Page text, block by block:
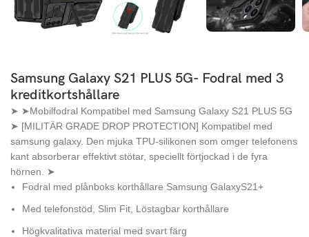
Samsung Galaxy S21 PLUS 5G- Fodral med 3
kreditkortshållare
➤ ➤Mobilfodral Kompatibel med Samsung Galaxy S21 PLUS 5G
➤ [MILITÄR GRADE DROP PROTECTION] Kompatibel med
samsung galaxy. Den mjuka TPU-silikonen som omger telefonens
kant absorberar effektivt stötar, speciellt förtjockad i de fyra
hörnen. ➤
Fodral med plånboks korthållare Samsung GalaxyS21+
Med telefonstöd, Slim Fit, Löstagbar korthållare
Högkvalitativa material med svart färg